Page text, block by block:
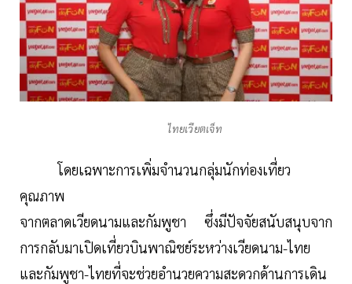
ไทยเวียตเจ็ท
โดยเฉพาะการเพิ่มจำนวนกลุ่มนักท่องเที่ยว
คุณภาพ
จากตลาดเวียดนามและกัมพูชา ซึ่งมีปัจจัยสนับสนุบจาก
การกลับมาเปิดเที่ยวบินพาณิชย์ระหว่างเวียดนาม-ไทย
และกัมพูชา-ไทยที่จะช่วยอำนวยความสะดวกด้านการเดิน